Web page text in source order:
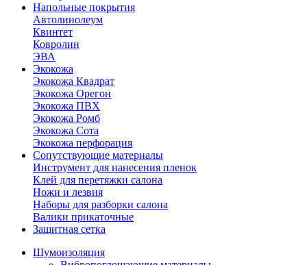
Напольные покрытия
Автолинолеум
Квинтет
Ковролин
ЭВА
Экокожа
Экокожа Квадрат
Экокожа Орегон
Экокожа ПВХ
Экокожа Ромб
Экокожа Сота
Экокожа перфорация
Сопутствующие материалы
Инструмент для нанесения пленок
Клей для перетяжки салона
Ножи и лезвия
Наборы для разборки салона
Валики прикаточные
Защитная сетка
Шумоизоляция